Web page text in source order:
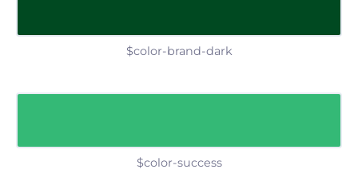
$color-brand-dark
$color-success